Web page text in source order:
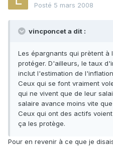
Posté 5 mars 2008
vincponcet a dit :
Les épargnants qui prètent à
protéger. D'ailleurs, le taux
inclut l'estimation de
Ceux qui se font vraiment
qui ne vivent que de leur
salaire avance moins vite
Ceux qui ont des actifs
ça les protège.
Pour en revenir à ce que je